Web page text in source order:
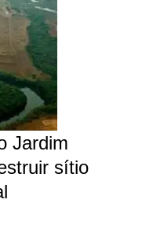
Jardim
sítio